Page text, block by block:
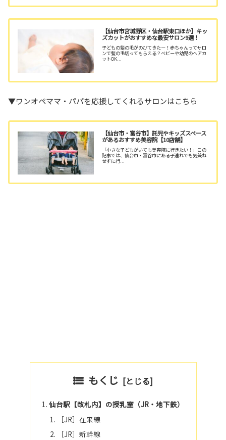
【仙台市宮城野区・仙台駅東口ほか】キッ
ズカットがおすすめな最安サロン9選！
子どもの髪の毛がのびてきたー！赤ちゃんってサロ
ンで髪の毛切ってもらえる？ベビーや幼児のヘアカ
ットOK...
▼ワンオペママ・パパを応援してくれるサロンはこちら
【仙台市・富谷市】託児やキッズスペース
があるおすすめ美容院【10店舗】
「小さな子どもがいても美容院に行きたい！」この
記事では、仙台市・富谷市にある子連れでも気兼ね
せずに行...
もくじ
仙台駅【改札内】の授乳室（JR・地下鉄）
［JR］在来線
［JR］新幹線